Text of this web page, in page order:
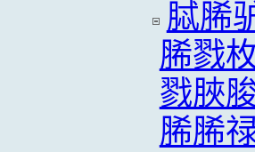
脦脪
脪戮
戮脥
脪脪